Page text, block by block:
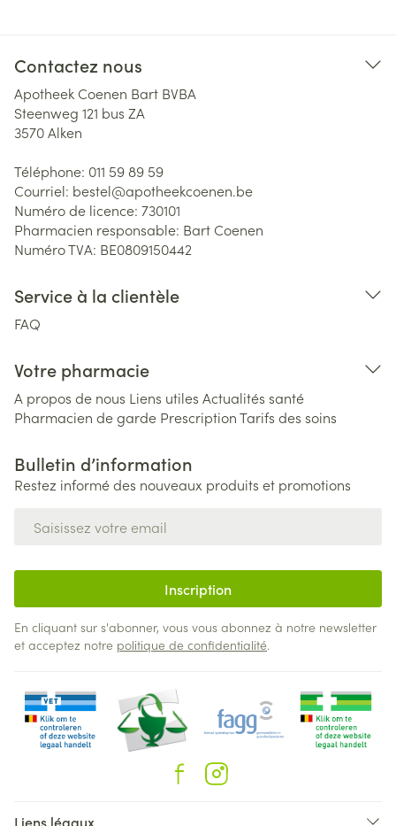
Contactez nous
Apotheek Coenen Bart BVBA
Steenweg 121 bus ZA
3570Alken
Téléphone: 011 59 89 59
Courriel: bestel@apotheekcoenen.be
Numéro de licence: 730101
Pharmacien responsable: Bart Coenen
Numéro TVA: BE0809150442
Service à la clientèle
FAQ
Votre pharmacie
A propos de nous Liens utiles Actualités santé
Pharmacien de garde PrescriptionTarifs des soins
Bulletin d’information
Restez informé des nouveaux produits et promotions
Inscription
En cliquant sur s'abonner, vous vous abonnez à notre newsletter
et acceptez notre politique de confidentialité.
Liens légaux